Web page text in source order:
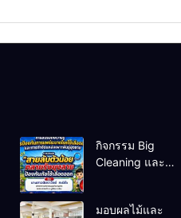
กิจกรรม Big
Cleaning และ
มอบผลไม้และ